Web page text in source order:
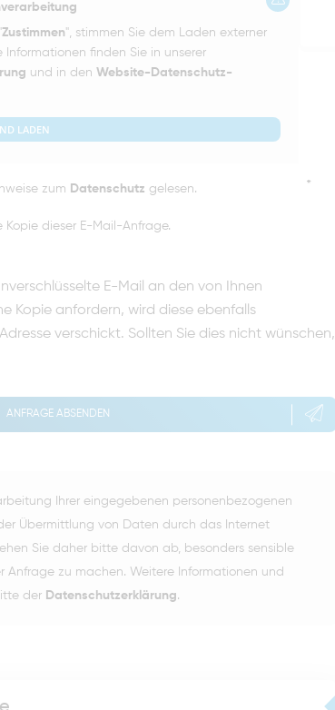
Zustimmen", stimmen Sie dem Laden externer
Informationen finden Sie in unserer
und in den Website-Datenschutz-
LADEN
zum Datenschutz gelesen. *
Kopie dieser E-Mail-Anfrage.
E-Mail an den von Ihnen
Kopie anfordern, wird diese ebenfalls
verschickt. Sollten Sie dies nicht wünschen,
ANFRAGE ABSENDEN
Ihrer eingegebenen personenbezogenen
Übermittlung von Daten durch das Internet
Sie daher bitte davon ab, besonders sensible
Anfrage zu machen. Weitere Informationen und
der Datenschutzerklärung.